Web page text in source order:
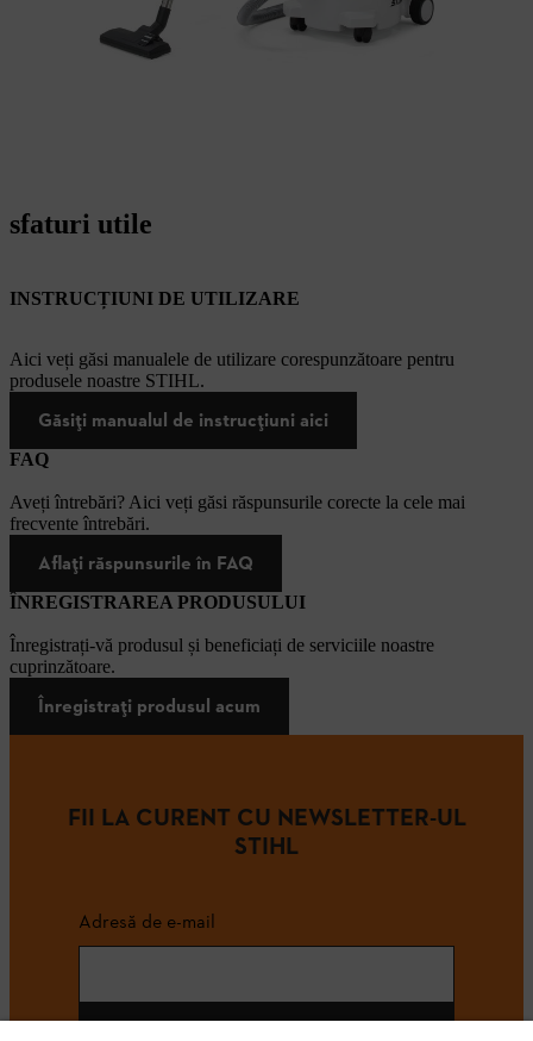
sfaturi utile
INSTRUCȚIUNI DE UTILIZARE
Aici veți găsi manualele de utilizare corespunzătoare pentru
produsele noastre STIHL.
Găsiți manualul de instrucțiuni aici
FAQ
Aveți întrebări? Aici veți găsi răspunsurile corecte la cele mai
frecvente întrebări.
Aflați răspunsurile în FAQ
ÎNREGISTRAREA PRODUSULUI
Înregistrați-vă produsul și beneficiați de serviciile noastre
cuprinzătoare.
Înregistrați produsul acum
FII LA CURENT CU NEWSLETTER-UL
STIHL
Adresă de e-mail